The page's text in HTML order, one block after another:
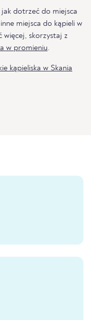
dotrzeć do miejsca
miejsca do kąpieli w
więcej, skorzystaj z
w promieniu.
kąpieliska w Skania